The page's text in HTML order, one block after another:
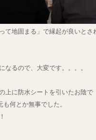
て地固まる」で縁起が良いとさ
なるので、大変です。。。。
上に防水シートを引いたお陰で
何とか無事でした。